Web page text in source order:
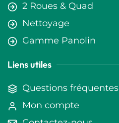
2 Roues & Quad
Nettoyage
Gamme Panolin
Liens utiles
Questions fréquentes
Mon compte